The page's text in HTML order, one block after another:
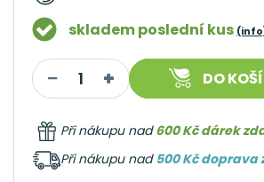
skladem poslední kus
DO
Při nákupu nad600 Kč dárek
Při nákupu nad 500 Kč doprava